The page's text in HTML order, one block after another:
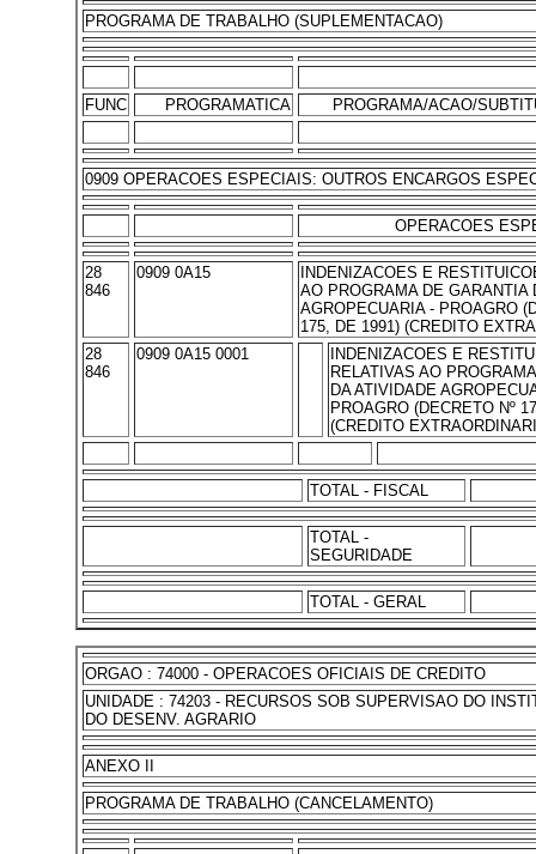
PROGRAMA DE TRABALHO (SUPLEMENTACAO)
FUNC PROGRAMATICA PROGRAMA/ACAO/
0909 OPERACOES ESPECIAIS: OUTROS ENCARGOS
OPERACOES
28
846
0909 0A15
INDENIZACOES E
AO PROGRAMA DE GARANTIA
AGROPECUARIA - PROAGRO
175, DE 1991) (CREDITO
28
846
0909 0A15 0001
INDENIZACOES E
RELATIVAS AO
DA ATIVIDADE
PROAGRO (DECRETO Nº
(CREDITO
TOTAL - FISCAL
TOTAL -
SEGURIDADE
TOTAL - GERAL
ORGAO : 74000 - OPERACOES OFICIAIS DE CREDITO
UNIDADE : 74203 - RECURSOS SOB SUPERVISAO DO
DO DESENV. AGRARIO
ANEXO II
PROGRAMA DE TRABALHO (CANCELAMENTO)